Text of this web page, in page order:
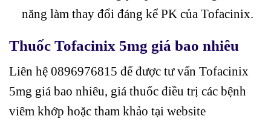
năng làm thay đổi đáng kể PK của Tofacinix.
Thuốc Tofacinix 5mg giá bao nhiêu
Liên hệ 0896976815 để được tư vấn Tofacinix
5mg giá bao nhiêu, giá thuốc điều trị các bệnh
viêm khớp hoặc tham khảo tại website